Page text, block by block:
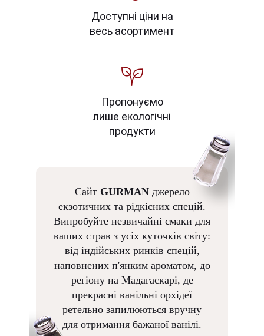
Доступні ціни на
весь асортимент
Пропонуємо
лише екологічні
продукти
Сайт GURMANджерело
екзотичних та рідкісних спецій.
Випробуйте незвичайні смаки для
ваших страв з усіх куточків світу:
від індійських ринків спецій,
наповнених п'янким ароматом, до
регіону на Мадагаскарі, де
прекрасні ванільні орхідеї
ретельно запилюються вручну
для отримання бажаної ванілі.